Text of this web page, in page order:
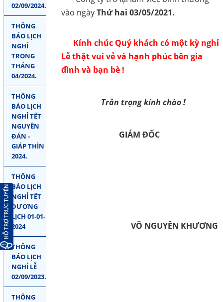
02/09/2024.
THÔNG
BÁO LỊCH
NGHỈ
TRONG
THÁNG
04/2024.
THÔNG
BÁO LỊCH
NGHỈ TẾT
NGUYÊN
ĐÁN -
GIÁP THÌN
2024.
THÔNG
BÁO LỊCH
NGHỈ TẾT
DƯƠNG
LỊCH 01-01-
2024
THÔNG
BÁO LỊCH
NGHỈ LỄ
02/09/2023.
THÔNG
vào ngàyThứ hai 03/05/2021.
Kính chúc Quý khách có một kỳ nghỉ
Lễ thật vui vẻ và hạnh phúc bên gia
đình và bạn bè !
Trân trọng kính chào !
GIÁM ĐỐC
VÕ NGUYÊN KHƯƠNG